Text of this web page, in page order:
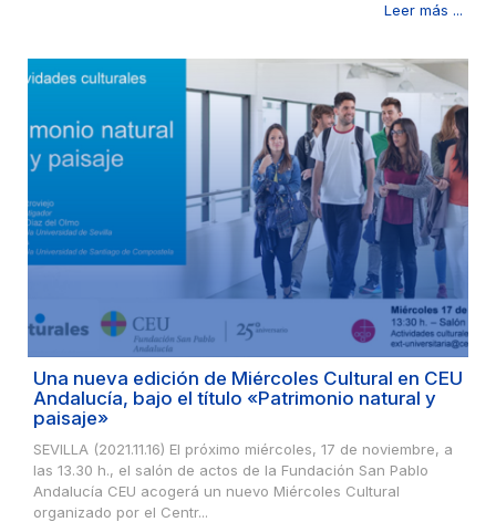
Leer más ...
Una nueva edición de Miércoles Cultural en CEU
Andalucía, bajo el título «Patrimonio natural y
paisaje»
SEVILLA (2021.11.16) El próximo miércoles, 17 de noviembre, a
las 13.30 h., el salón de actos de la Fundación San Pablo
Andalucía CEU acogerá un nuevo Miércoles Cultural
organizado por el Centr...